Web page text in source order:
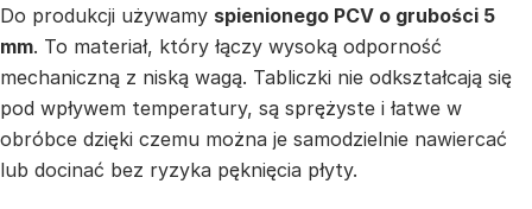
Do produkcji używamy spienionego PCV o grubości 5
mm. To materiał, który łączy wysoką odporność
mechaniczną z niską wagą. Tabliczki nie odkształcają się
pod wpływem temperatury, są sprężyste i łatwe w
obróbce dzięki czemu można je samodzielnie nawiercać
lub docinać bez ryzyka pęknięcia płyty.